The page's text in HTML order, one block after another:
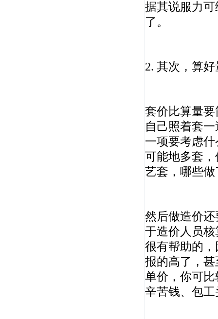
据其说服力
了。
2. 其次，算
套价比算量
自己照着套
一项要考虑
可能地多套
艺套，哪些
然后做造价
于造价人员
很有帮助的
报的高了，
单价，你可
辛苦钱、包